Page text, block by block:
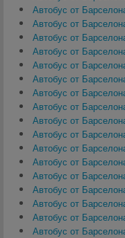
Автобус от
Автобус от
Автобус от
Автобус от
Автобус от
Автобус от
Автобус от
Автобус от
Автобус от
Автобус от
Автобус от
Автобус от
Автобус от
Автобус от
Автобус от
Автобус от
Автобус от